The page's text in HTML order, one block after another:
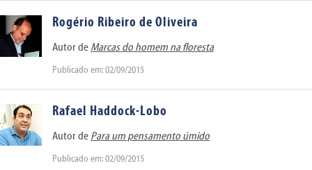
Rogério Ribeiro de Oliveira
Autor de Marcas do homem na floresta
Publicado em: 02/09/2015
Rafael Haddock-Lobo
Autor de Para um pensamento úmido
Publicado em: 02/09/2015